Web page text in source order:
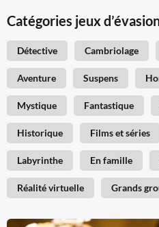
Catégories jeux
Détective Cambriolage
Aventure Suspens
Mystique Fantastique
Historique Films et séries
Labyrinthe En famille
Réalité virtuelle Grands